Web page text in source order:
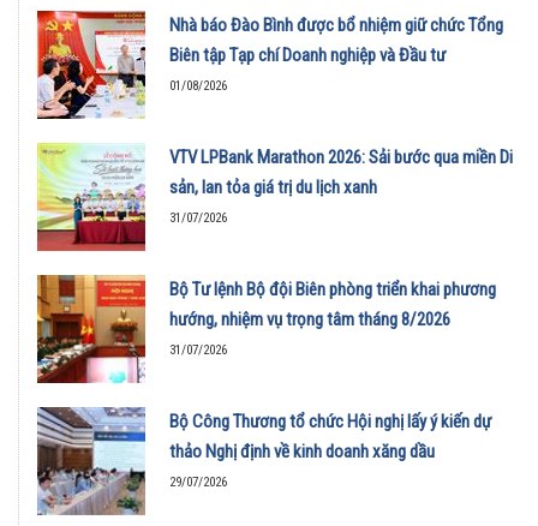
01/08/2026
Nhà báo Đào Bình được bổ nhiệm giữ chức Tổng
Biên tập Tạp chí Doanh nghiệp và Đầu tư
01/08/2026
VTV LPBank Marathon 2026: Sải bước qua miền Di
sản, lan tỏa giá trị du lịch xanh
31/07/2026
Bộ Tư lệnh Bộ đội Biên phòng triển khai phương
hướng, nhiệm vụ trọng tâm tháng 8/2026
31/07/2026
Bộ Công Thương tổ chức Hội nghị lấy ý kiến dự
thảo Nghị định về kinh doanh xăng dầu
29/07/2026